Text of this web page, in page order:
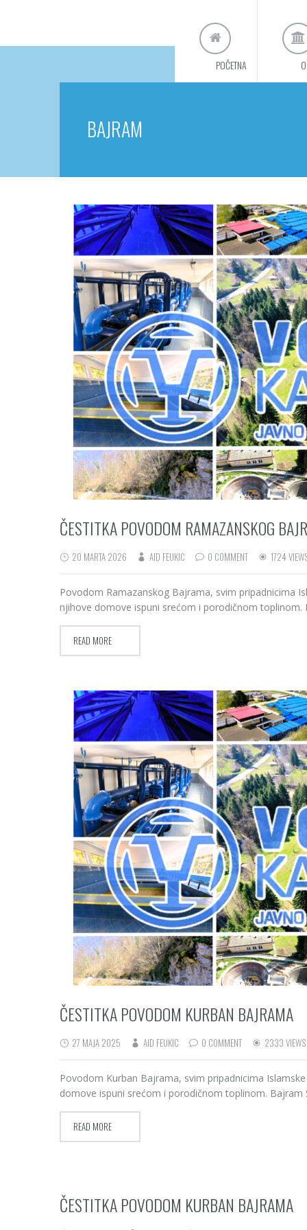
POČETNA
BAJRAM
ČESTITKA POVODOM RAMAZANSKOG
20 MARTA 2026 AID FEUKIC 0 COMMENT 1724
Povodom Ramazanskog Bajrama, svim pripadnicima
njihove domove ispuni srećom i porodičnom toplinom.
READ MORE
ČESTITKA POVODOM KURBAN BAJRAMA
27 MAJA 2025 AID FEUKIC 0 COMMENT 2333 VIEWS
Povodom Kurban Bajrama, svim pripadnicima
domove ispuni srećom i porodičnom toplinom. Bajram
READ MORE
ČESTITKA POVODOM KURBAN BAJRAMA